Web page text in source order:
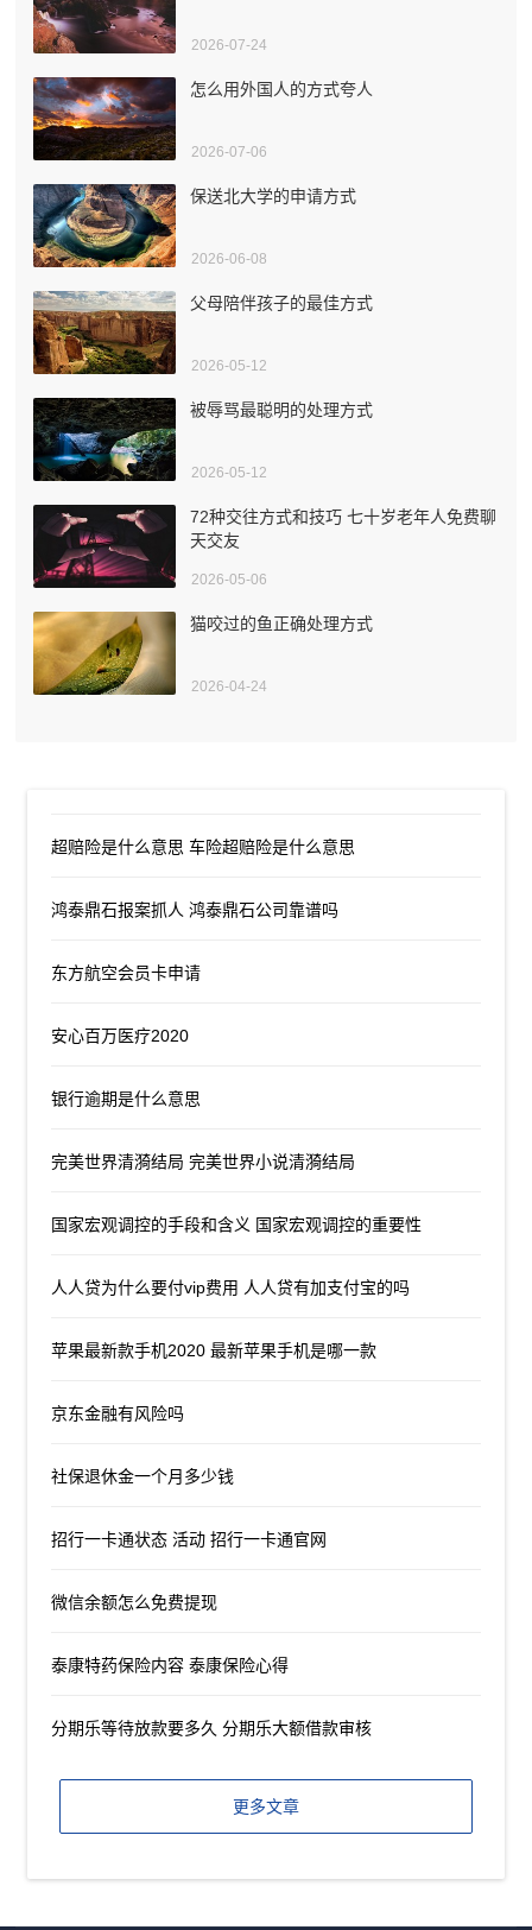
2026-07-24
怎么用外国人的方式夸人
2026-07-06
保送北大学的申请方式
2026-06-08
父母陪伴孩子的最佳方式
2026-05-12
被辱骂最聪明的处理方式
2026-05-12
72种交往方式和技巧 七十岁老年人免费聊
天交友
2026-05-06
猫咬过的鱼正确处理方式
2026-04-24
超赔险是什么意思 车险超赔险是什么意思
鸿泰鼎石报案抓人 鸿泰鼎石公司靠谱吗
东方航空会员卡申请
安心百万医疗2020
银行逾期是什么意思
完美世界清漪结局 完美世界小说清漪结局
国家宏观调控的手段和含义 国家宏观调控的重要性
人人贷为什么要付vip费用 人人贷有加支付宝的吗
苹果最新款手机2020 最新苹果手机是哪一款
京东金融有风险吗
社保退休金一个月多少钱
招行一卡通状态 活动 招行一卡通官网
微信余额怎么免费提现
泰康特药保险内容 泰康保险心得
分期乐等待放款要多久 分期乐大额借款审核
更多文章